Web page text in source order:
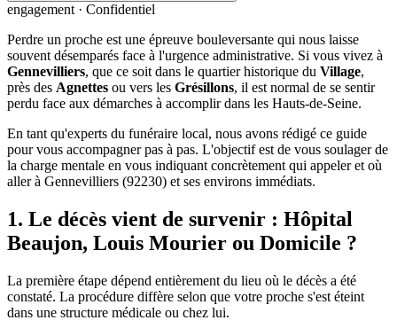
engagement · Confidentiel
Perdre un proche est une épreuve bouleversante qui nous laisse
souvent désemparés face à l'urgence administrative. Si vous vivez à
Gennevilliers, que ce soit dans le quartier historique du Village,
près des Agnettes ou vers les Grésillons, il est normal de se sentir
perdu face aux démarches à accomplir dans les Hauts-de-Seine.
En tant qu'experts du funéraire local, nous avons rédigé ce guide
pour vous accompagner pas à pas. L'objectif est de vous soulager de
la charge mentale en vous indiquant concrètement qui appeler et où
aller à Gennevilliers (92230) et ses environs immédiats.
1. Le décès vient de survenir : Hôpital
Beaujon, Louis Mourier ou Domicile ?
La première étape dépend entièrement du lieu où le décès a été
constaté. La procédure diffère selon que votre proche s'est éteint
dans une structure médicale ou chez lui.